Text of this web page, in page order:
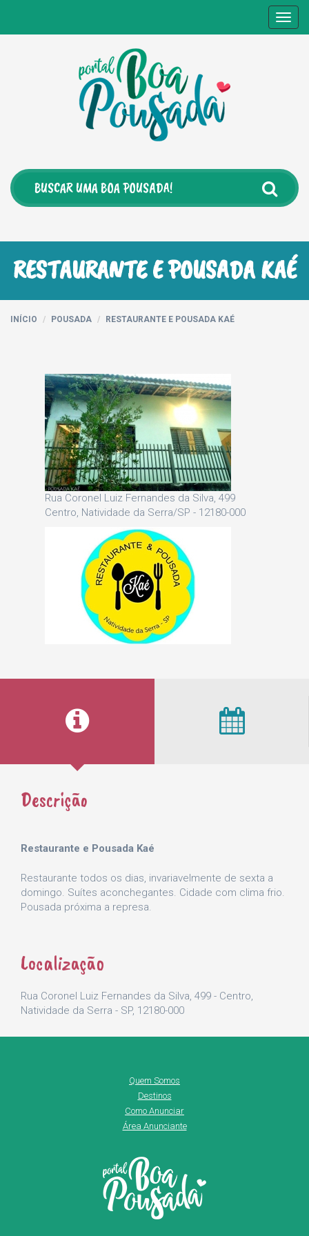
RESTAURANTE E POUSADA KAÉ
INÍCIO POUSADA RESTAURANTE E POUSADA KAÉ
Rua Coronel Luiz Fernandes da Silva, 499
Centro, Natividade da Serra/SP - 12180-000
Descrição
Restaurante e Pousada Kaé
Restaurante todos os dias, invariavelmente de sexta a
domingo. Suítes aconchegantes. Cidade com clima frio.
Pousada próxima a represa.
Localização
Rua Coronel Luiz Fernandes da Silva, 499 - Centro,
Natividade da Serra - SP, 12180-000
Quem Somos
Destinos
Como Anunciar
Área Anunciante